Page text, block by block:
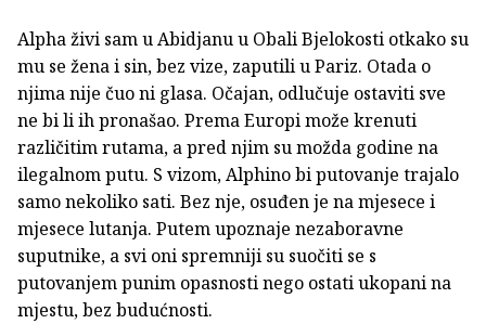
Alpha živi sam u Abidjanu u Obali Bjelokosti otkako su
mu se žena i sin, bez vize, zaputili u Pariz. Otada o
njima nije čuo ni glasa. Očajan, odlučuje ostaviti sve
ne bi li ih pronašao. Prema Europi može krenuti
različitim rutama, a pred njim su možda godine na
ilegalnom putu. S vizom, Alphino bi putovanje trajalo
samo nekoliko sati. Bez nje, osuđen je na mjesece i
mjesece lutanja. Putem upoznaje nezaboravne
suputnike, a svi oni spremniji su suočiti se s
putovanjem punim opasnosti nego ostati ukopani na
mjestu, bez budućnosti.